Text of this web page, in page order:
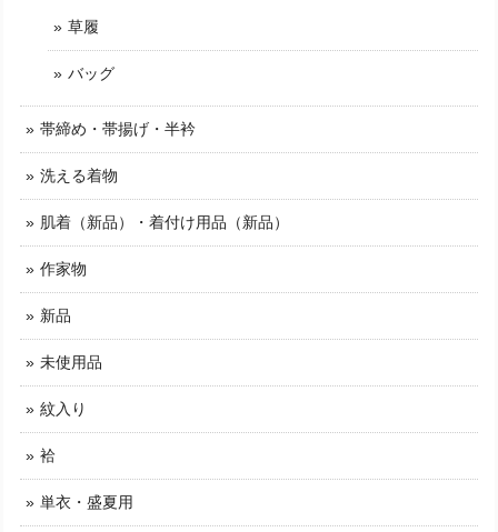
草履
バッグ
帯締め・帯揚げ・半衿
洗える着物
肌着（新品）・着付け用品（新品）
作家物
新品
未使用品
紋入り
袷
単衣・盛夏用